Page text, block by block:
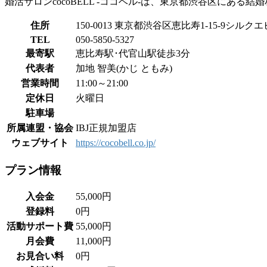
住所
150-0013 東京都渋谷区恵比寿1-15-9シルクエ
TEL
050-5850-5327
最寄駅
恵比寿駅･代官山駅徒歩3分
代表者
加地 智美(かじ ともみ)
営業時間
11:00～21:00
定休日
火曜日
駐車場
所属連盟・協会 IBJ正規加盟店
ウェブサイト
https://cocobell.co.jp/
プラン情報
入会金
55,000円
登録料
0円
活動サポート費 55,000円
月会費
11,000円
お見合い料
0円